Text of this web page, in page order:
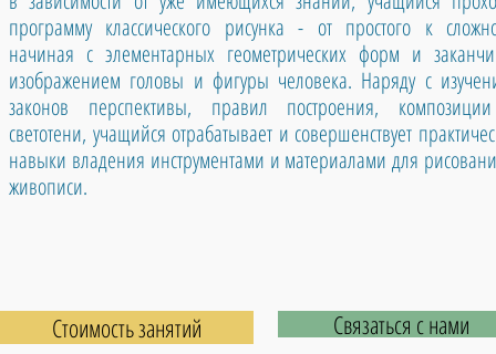
Стоимость занятий Связаться с нами
программу классического рисунка - от простого к
начиная с элементарных геометрических форм и
изображением головы и фигуры человека. Наряду с
законов перспективы, правил построения,
светотени, учащийся отрабатывает и совершенствует
навыки владения инструментами и материалами для
живописи.